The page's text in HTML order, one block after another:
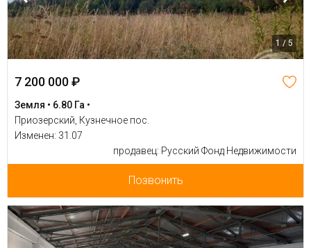
1 / 5
7 200 000 ₽
Земля • 6.80 Га •
Приозерский, Кузнечное пос.
Изменен: 31.07
продавец: Русский Фонд Недвижимости
Позвонить